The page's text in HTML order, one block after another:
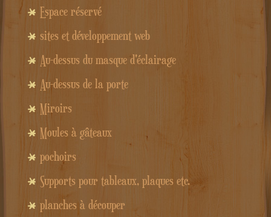
Espace réservé
sites et développement web
Au-dessus du masque d'éclairage
Au-dessus de la porte
Miroirs
Moules à gâteaux
pochoirs
Supports pour tableaux, plaques etc.
planches à découper